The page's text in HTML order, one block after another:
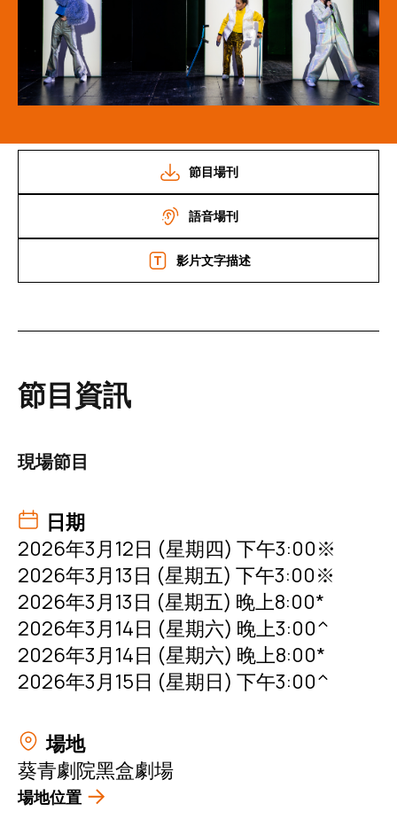
節目場刊
語音場刊
影片文字描述
節目資訊
現場節目
日期
2026年3月12日 (星期四) 下午3:00※
2026年3月13日 (星期五) 下午3:00※
2026年3月13日 (星期五) 晚上8:00*
2026年3月14日 (星期六) 晚上3:00^
2026年3月14日 (星期六) 晚上8:00*
2026年3月15日 (星期日) 下午3:00^
場地
葵青劇院黑盒劇場
場地位置